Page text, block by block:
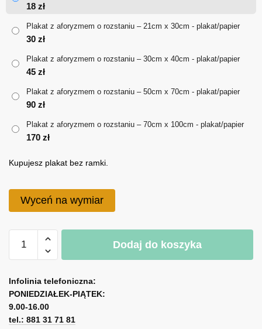
18 zł
18 zł
Plakat z aforyzmem o rozstaniu – 21cm x 30cm - plakat/papier
30 zł
Plakat z aforyzmem o rozstaniu – 30cm x 40cm - plakat/papier
45 zł
Plakat z aforyzmem o rozstaniu – 50cm x 70cm - plakat/papier
90 zł
Plakat z aforyzmem o rozstaniu – 70cm x 100cm - plakat/papier
170 zł
Kupujesz plakat bez ramki.
Wyceń na wymiar
Plakat
aforyzmem
o
rozstaniu
Dodaj do koszyka
l
t
e
r
Infolinia telefoniczna:
PONIEDZIAŁEK-PIĄTEK:
9.00-16.00
tel.: 881 31 71 81